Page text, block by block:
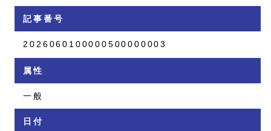
記事番号
2026060100000500000003
属性
一般
日付